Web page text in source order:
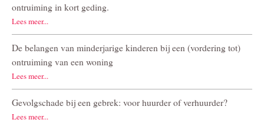
ontruiming in kort geding.
Lees meer...
De belangen van minderjarige kinderen bij een (vordering tot)
ontruiming van een woning
Lees meer...
Gevolgschade bij een gebrek: voor huurder of verhuurder?
Lees meer...